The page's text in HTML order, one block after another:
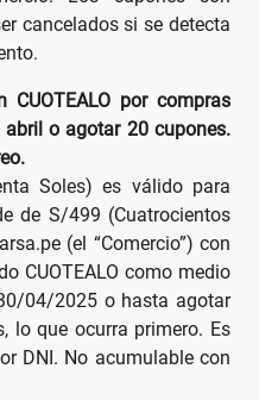
cancelados si se detecta
por compras
o agotar 20 cupones.
Soles) es válido para
de S/499 (Cuatrocientos
(el “Comercio”) con
CUOTEALO como medio
04/2025 o hasta agotar
lo que ocurra primero. Es
DNI. No acumulable con